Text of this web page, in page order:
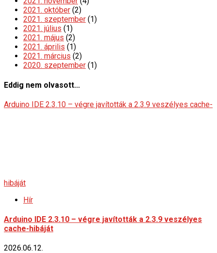
2021. október (2)
2021. szeptember (1)
2021. július (1)
2021. május (2)
2021. április (1)
2021. március (2)
2020. szeptember (1)
Eddig nem olvasott...
Arduino IDE 2.3.10 – végre javították a 2.3.9 veszélyes cache-
hibáját
Hír
Arduino IDE 2.3.10 – végre javították a 2.3.9 veszélyes
cache-hibáját
2026.06.12.